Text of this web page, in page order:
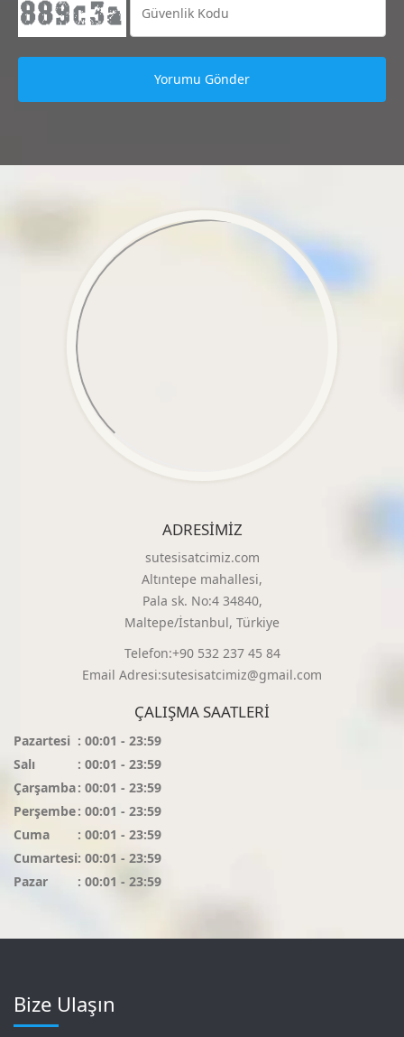
ADRESIMIZ
sutesisatcimiz.com
Altıntepe mahallesi,
Pala sk. No:4 34840,
Maltepe/İstanbul, Türkiye
Telefon:+90 532 237 45 84
Email Adresi:sutesisatcimiz@gmail.com
ÇALIŞMA SAATLERI
Pazartesi : 00:01 - 23:59
Salı
: 00:01 - 23:59
Çarşamba: 00:01 - 23:59
Perşembe: 00:01 - 23:59
Cuma
: 00:01 - 23:59
Cumartesi: 00:01 - 23:59
Pazar
: 00:01 - 23:59
Bize Ulaşın